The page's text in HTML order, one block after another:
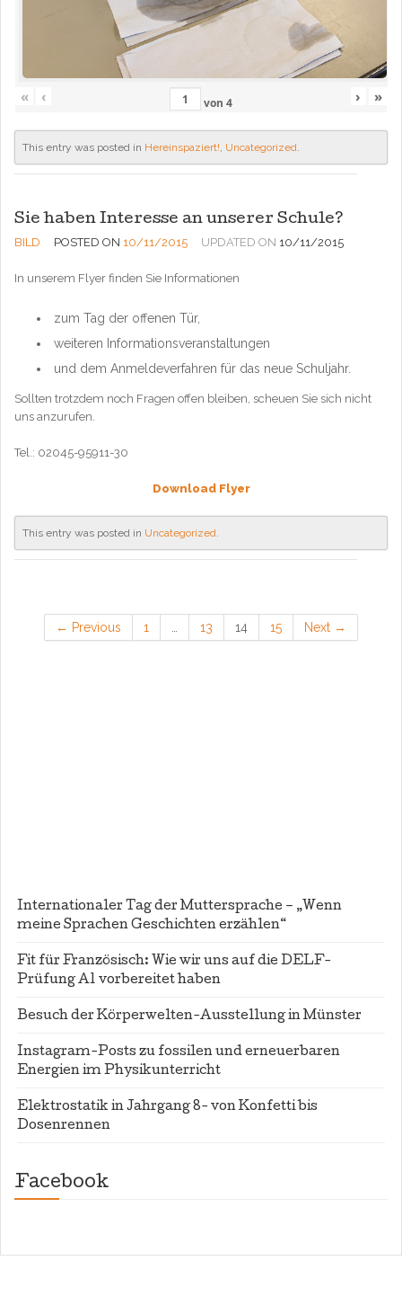
« ‹ von 4 › »
This entry was posted in Hereinspaziert!, Uncategorized.
Sie haben Interesse an unserer Schule?
BILD POSTED ON 10/11/2015 UPDATED ON 10/11/2015
In unserem Flyer finden Sie Informationen
zum Tag der offenen Tür,
weiteren Informationsveranstaltungen
und dem Anmeldeverfahren für das neue Schuljahr.
Sollten trotzdem noch Fragen offen bleiben, scheuen Sie sich nicht
uns anzurufen.
Tel.: 02045-95911-30
Download Flyer
This entry was posted in Uncategorized.
← Previous 1 … 13 14 15 Next →
Internationaler Tag der Muttersprache – „Wenn
meine Sprachen Geschichten erzählen“
Fit für Französisch: Wie wir uns auf die DELF-
Prüfung A1 vorbereitet haben
Besuch der Körperwelten-Ausstellung in Münster
Instagram-Posts zu fossilen und erneuerbaren
Energien im Physikunterricht
Elektrostatik in Jahrgang 8- von Konfetti bis
Dosenrennen
Facebook